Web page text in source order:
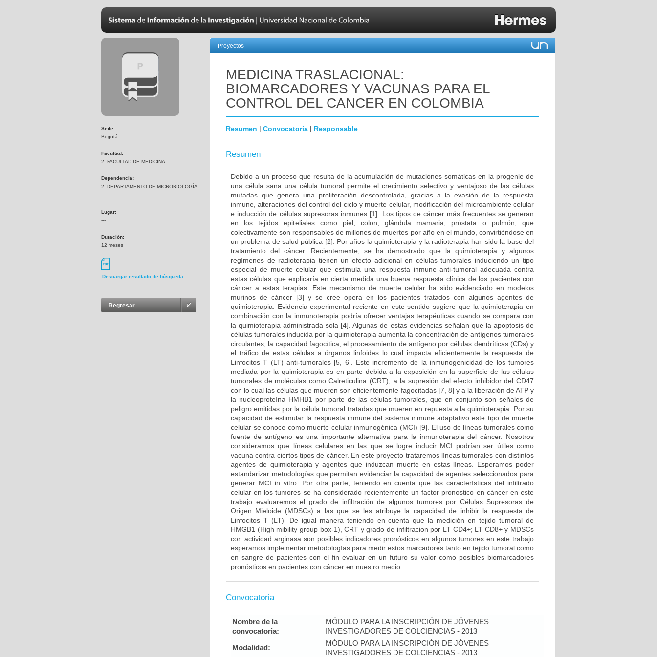
Sede:
Bogotá
Facultad:
2- FACULTAD DE MEDICINA
Dependencia:
2- DEPARTAMENTO DE MICROBIOLOGÍA
Lugar:
---
Duración:
12 meses
Descargar resultado de búsqueda
Regresar
Proyectos
MEDICINA TRASLACIONAL:
BIOMARCADORES Y VACUNAS PARA EL
CONTROL DEL CANCER EN COLOMBIA
Resumen | Convocatoria | Responsable
Resumen
Debido a un proceso que resulta de la acumulación de mutaciones somáticas en la progenie de
una célula sana una célula tumoral permite el crecimiento selectivo y ventajoso de las células
mutadas que genera una proliferación descontrolada, gracias a la evasión de la respuesta
inmune, alteraciones del control del ciclo y muerte celular, modificación del microambiente celular
e inducción de células supresoras inmunes [1]. Los tipos de cáncer más frecuentes se generan
en los tejidos epiteliales como piel, colon, glándula mamaria, próstata o pulmón, que
colectivamente son responsables de millones de muertes por año en el mundo, convirtiéndose en
un problema de salud pública [2]. Por años la quimioterapia y la radioterapia han sido la base del
tratamiento del cáncer. Recientemente, se ha demostrado que la quimioterapia y algunos
regímenes de radioterapia tienen un efecto adicional en células tumorales induciendo un tipo
especial de muerte celular que estimula una respuesta inmune anti-tumoral adecuada contra
estas células que explicaría en cierta medida una buena respuesta clínica de los pacientes con
cáncer a estas terapias. Este mecanismo de muerte celular ha sido evidenciado en modelos
murinos de cáncer [3] y se cree opera en los pacientes tratados con algunos agentes de
quimioterapia. Evidencia experimental reciente en este sentido sugiere que la quimioterapia en
combinación con la inmunoterapia podría ofrecer ventajas terapéuticas cuando se compara con
la quimioterapia administrada sola [4]. Algunas de estas evidencias señalan que la apoptosis de
células tumorales inducida por la quimioterapia aumenta la concentración de antígenos tumorales
circulantes, la capacidad fagocítica, el procesamiento de antígeno por células dendríticas (CDs) y
el tráfico de estas células a órganos linfoides lo cual impacta eficientemente la respuesta de
Linfocitos T (LT) anti-tumorales [5, 6]. Este incremento de la inmunogenicidad de los tumores
mediada por la quimioterapia es en parte debida a la exposición en la superficie de las células
tumorales de moléculas como Calreticulina (CRT); a la supresión del efecto inhibidor del CD47
con lo cual las células que mueren son eficientemente fagocitadas [7, 8] y a la liberación de ATP y
la nucleoproteína HMHB1 por parte de las células tumorales, que en conjunto son señales de
peligro emitidas por la célula tumoral tratadas que mueren en repuesta a la quimioterapia. Por su
capacidad de estimular la respuesta inmune del sistema inmune adaptativo este tipo de muerte
celular se conoce como muerte celular inmunogénica (MCI) [9]. El uso de líneas tumorales como
fuente de antígeno es una importante alternativa para la inmunoterapia del cáncer. Nosotros
consideramos que líneas celulares en las que se logre inducir MCI podrían ser útiles como
vacuna contra ciertos tipos de cáncer. En este proyecto trataremos líneas tumorales con distintos
agentes de quimioterapia y agentes que induzcan muerte en estas líneas. Esperamos poder
estandarizar metodologías que permitan evidenciar la capacidad de agentes seleccionados para
generar MCI in vitro. Por otra parte, teniendo en cuenta que las características del infiltrado
celular en los tumores se ha considerado recientemente un factor pronostico en cáncer en este
trabajo evaluaremos el grado de infiltración de algunos tumores por Células Supresoras de
Origen Mieloide (MDSCs) a las que se les atribuye la capacidad de inhibir la respuesta de
Linfocitos T (LT). De igual manera teniendo en cuenta que la medición en tejido tumoral de
HMGB1 (High mibility group box-1), CRT y grado de infiltracion por LT CD4+; LT CD8+ y MDSCs
con actividad arginasa son posibles indicadores pronósticos en algunos tumores en este trabajo
esperamos implementar metodologías para medir estos marcadores tanto en tejido tumoral como
en sangre de pacientes con el fin evaluar en un futuro su valor como posibles biomarcadores
pronósticos en pacientes con cáncer en nuestro medio.
Convocatoria
Nombre de la
convocatoria:
MÓDULO PARA LA INSCRIPCIÓN DE JÓVENES
INVESTIGADORES DE COLCIENCIAS - 2013
Modalidad:
MÓDULO PARA LA INSCRIPCIÓN DE JÓVENES
INVESTIGADORES DE COLCIENCIAS - 2013